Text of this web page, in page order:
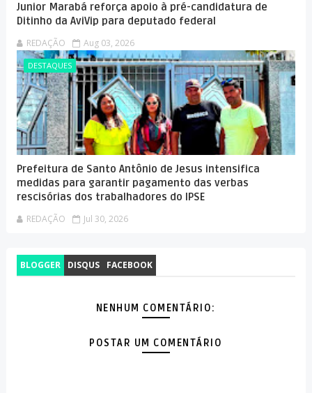
Junior Marabá reforça apoio à pré-candidatura de
Ditinho da AviVip para deputado federal
REDAÇÃO Aug 03, 2026
DESTAQUES
Prefeitura de Santo Antônio de Jesus intensifica
medidas para garantir pagamento das verbas
rescisórias dos trabalhadores do IPSE
REDAÇÃO Jul 30, 2026
BLOGGER DISQUS FACEBOOK
NENHUM COMENTÁRIO:
POSTAR UM COMENTÁRIO